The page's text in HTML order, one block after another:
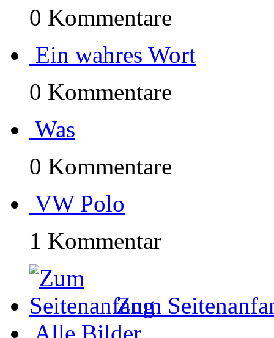
0 Kommentare
Ein wahres Wort
0 Kommentare
Was
0 Kommentare
VW Polo
1 Kommentar
Zum